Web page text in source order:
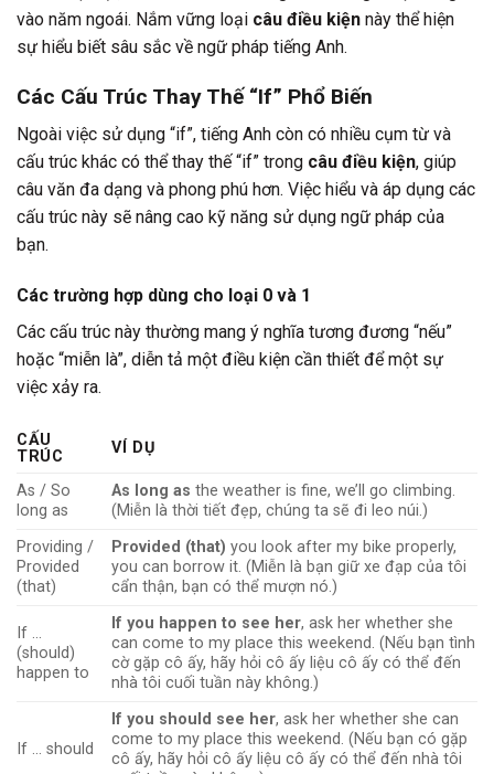
vào năm ngoái. Nắm vững loại câu điều kiện này thể hiện
sự hiểu biết sâu sắc về ngữ pháp tiếng Anh.
Các Cấu Trúc Thay Thế “If” Phổ Biến
Ngoài việc sử dụng “if”, tiếng Anh còn có nhiều cụm từ và
cấu trúc khác có thể thay thế “if” trong câu điều kiện, giúp
câu văn đa dạng và phong phú hơn. Việc hiểu và áp dụng các
cấu trúc này sẽ nâng cao kỹ năng sử dụng ngữ pháp của
bạn.
Các trường hợp dùng cho loại 0 và 1
Các cấu trúc này thường mang ý nghĩa tương đương “nếu”
hoặc “miễn là”, diễn tả một điều kiện cần thiết để một sự
việc xảy ra.
CẤU
TRÚC
VÍ DỤ
As / So
long as
As long as the weather is fine, we’ll go climbing.
(Miễn là thời tiết đẹp, chúng ta sẽ đi leo núi.)
Providing /
Provided
(that)
Provided (that) you look after my bike properly,
you can borrow it. (Miễn là bạn giữ xe đạp của tôi
cẩn thận, bạn có thể mượn nó.)
If …
(should)
happen to
If you happen to see her, ask her whether she
can come to my place this weekend. (Nếu bạn tình
cờ gặp cô ấy, hãy hỏi cô ấy liệu cô ấy có thể đến
nhà tôi cuối tuần này không.)
If … should
If you should see her, ask her whether she can
come to my place this weekend. (Nếu bạn có gặp
cô ấy, hãy hỏi cô ấy liệu cô ấy có thể đến nhà tôi